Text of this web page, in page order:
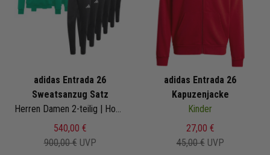
adidas Entrada 26
Sweatsanzug Satz
540,00 €
900,00 € UVP
adidas Entrada 26
Kapuzenjacke
Kinder
27,00 €
45,00 € UVP